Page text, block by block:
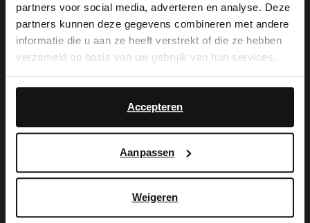
partners voor social media, adverteren en analyse. Deze
partners kunnen deze gegevens combineren met andere
informatie die u aan ze heeft verstrekt of die ze hebben
verzameld op basis van uw gebruik van hun services.
Accepteren
Aanpassen
Weigeren
Cognacfarbene Veloursleder-Schnürschuhe
139.99
Braune Schnürboots
139.99
-60%
It looks like your language isn't Dutch. Would
you like to switch to English?
English